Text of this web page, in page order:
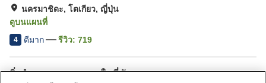
นครมาชิดะ, โตเกียว, ญี่ปุ่น
ดูบนแผนที่
4 ดีมาก รีวิว: 719
สิ่งอำนวยความสะดวกในที่พัก